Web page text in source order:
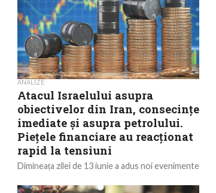
ANALIZE
Atacul Israelului asupra
obiectivelor din Iran, consecințe
imediate și asupra petrolului.
Piețele financiare au reacționat
rapid la tensiuni
Dimineața zilei de 13 iunie a adus noi evenimente
un atac care a vizat...